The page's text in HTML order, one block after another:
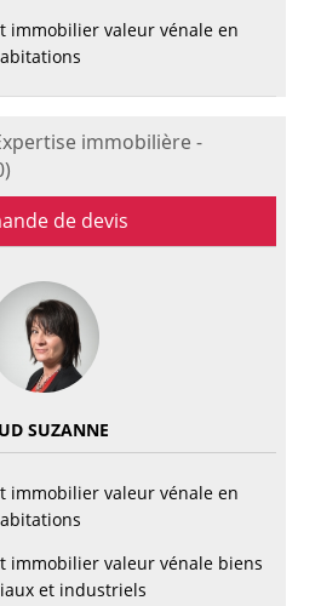
immobilier valeur vénale en
immobilière -
de devis
SUZANNE
immobilier valeur vénale en
immobilier valeur vénale biens
et industriels